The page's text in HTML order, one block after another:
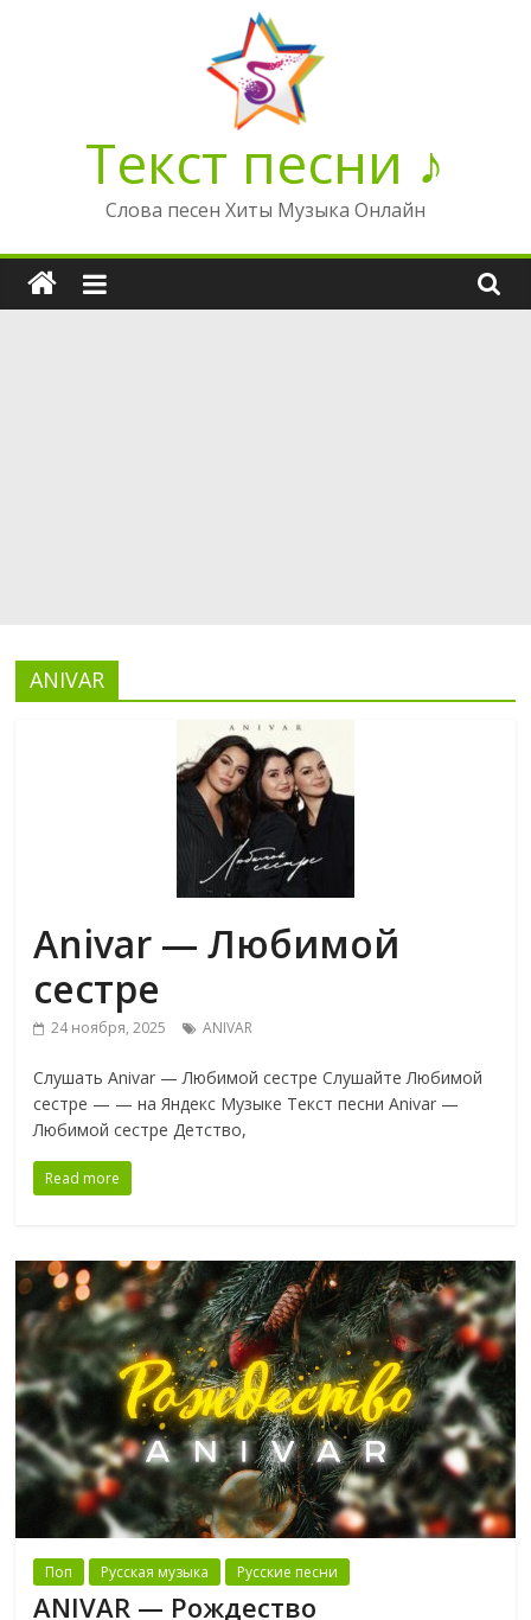
Текст песни ♪
Слова песен Хиты Музыка Онлайн
ANIVAR
Anivar — Любимой
сестре
24 ноября, 2025 ANIVAR
Слушать Anivar — Любимой сестре Слушайте Любимой
сестре — — на Яндекс Музыке Текст песни Anivar —
Любимой сестре Детство,
Read more
Поп Русская музыка Русские песни
ANIVAR — Рождество